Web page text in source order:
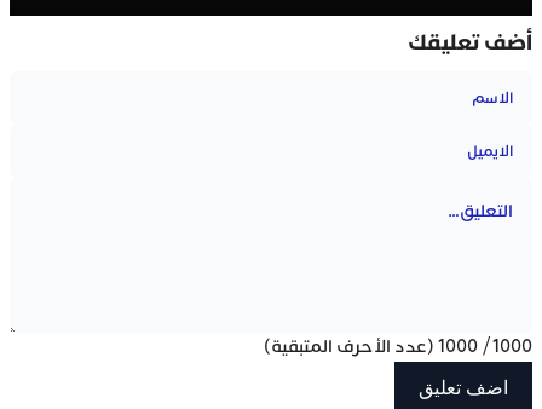
أضف تعليقك
1000
/
1000 (عدد الأحرف المتبقية)